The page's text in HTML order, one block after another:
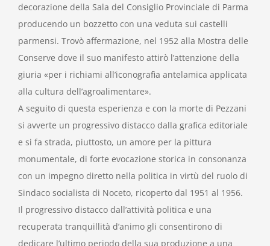
decorazione della Sala del Consiglio Provinciale di Parma
producendo un bozzetto con una veduta sui castelli
parmensi. Trovò affermazione, nel 1952 alla Mostra delle
Conserve dove il suo manifesto attirò l’attenzione della
giuria «per i richiami all’iconografia antelamica applicata
alla cultura dell’agroalimentare».
A seguito di questa esperienza e con la morte di Pezzani
si avverte un progressivo distacco dalla grafica editoriale
e si fa strada, piuttosto, un amore per la pittura
monumentale, di forte evocazione storica in consonanza
con un impegno diretto nella politica in virtù del ruolo di
Sindaco socialista di Noceto, ricoperto dal 1951 al 1956.
Il progressivo distacco dall’attività politica e una
recuperata tranquillità d’animo gli consentirono di
dedicare l’ultimo periodo della sua produzione a una